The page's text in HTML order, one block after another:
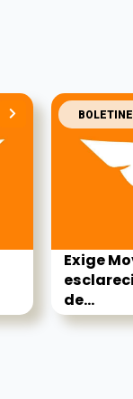
Exige
de...